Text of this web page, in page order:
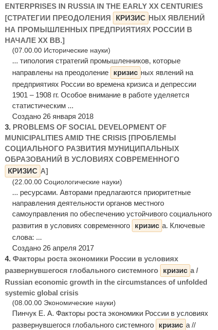
ENTERPRISES IN RUSSIA IN THE EARLY XX CENTURIES
[СТРАТЕГИИ ПРЕОДОЛЕНИЯ
КРИЗИС НЫХ ЯВЛЕНИЙ
НА ПРОМЫШЛЕННЫХ ПРЕДПРИЯТИЯХ РОССИИ В
НАЧАЛЕ ХХ ВВ.]
(07.00.00 Исторические науки)
... типология стратегий промышленников, которые
направлены на преодоление
кризис ных явлений на
предприятиях России во времена кризиса и депрессии
1901 – 1908 гг. Особое внимание в работе уделяется
статистическим ...
Создано 26 января 2018
3. PROBLEMS OF SOCIAL DEVELOPMENT OF
MUNICIPALITIES AMID THE CRISIS [ПРОБЛЕМЫ
СОЦИАЛЬНОГО РАЗВИТИЯ МУНИЦИПАЛЬНЫХ
ОБРАЗОВАНИЙ В УСЛОВИЯХ СОВРЕМЕННОГО
КРИЗИС А]
(22.00.00 Социологические науки)
... ресурсами. Авторами предлагаются приоритетные
направления деятельности органов местного
самоуправления по обеспечению устойчивого социального
развития в условиях современного
кризис а. Ключевые
слова: ...
Создано 26 апреля 2017
4. Факторы роста экономики России в условиях
развернувшегося глобального системного
кризис а /
Russian economic growth in the circumstances of unfolded
systemic global crisis
(08.00.00 Экономические науки)
Пинчук Е. А. Факторы роста экономики России в условиях
развернувшегося глобального системного
кризис а //